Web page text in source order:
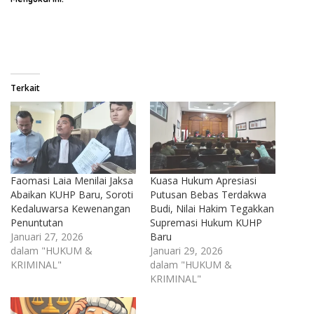
Terkait
Faomasi Laia Menilai Jaksa
Abaikan KUHP Baru, Soroti
Kedaluwarsa Kewenangan
Penuntutan
Januari 27, 2026
dalam "HUKUM &
KRIMINAL"
Kuasa Hukum Apresiasi
Putusan Bebas Terdakwa
Budi, Nilai Hakim Tegakkan
Supremasi Hukum KUHP
Baru
Januari 29, 2026
dalam "HUKUM &
KRIMINAL"